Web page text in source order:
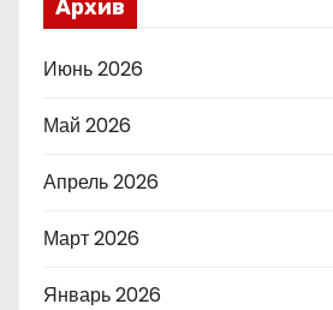
Архив
Июнь 2026
Май 2026
Апрель 2026
Март 2026
Январь 2026